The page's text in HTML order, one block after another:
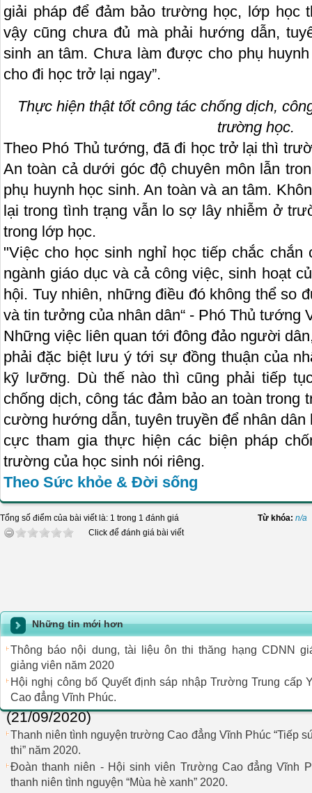
giải pháp để đảm bảo trường học, lớp học
vậy cũng chưa đủ mà phải hướng dẫn,
sinh an tâm. Chưa làm được cho phụ
cho đi học trở lại ngay”.
Thực hiện thật tốt công tác chống dịch,
trường học.
Theo Phó Thủ tướng, đã đi học trở lại thì
An toàn cả dưới góc độ chuyên môn lẫn
phụ huynh học sinh. An toàn và an tâm.
lại trong tình trạng vẫn lo sợ lây nhiễm ở
trong lớp học.
"Việc cho học sinh nghỉ học tiếp chắc
ngành giáo dục và cả công việc, sinh hoạt
hội. Tuy nhiên, những điều đó không thể so
và tin tưởng của nhân dân“ - Phó Thủ tướng
Những việc liên quan tới đông đảo người
phải đặc biệt lưu ý tới sự đồng thuận của
kỹ lưỡng. Dù thế nào thì cũng phải tiếp
chống dịch, công tác đảm bảo an toàn trong
cường hướng dẫn, tuyên truyền để nhân dân
cực tham gia thực hiện các biện pháp
trường của học sinh nói riêng.
Theo Sức khỏe & Đời sống
Tổng số điểm của bài viết là: 1 trong 1 đánh giá
Click để đánh giá bài viết
Từ khóa: n/a
Những tin mới hơn
Thông báo nội dung, tài liệu ôn thi thăng hạng CDNN
giảng viên năm 2020
Hội nghị công bố Quyết định sáp nhập Trường Trung cấp
Cao đẳng Vĩnh Phúc.
(21/09/2020)
Thanh niên tình nguyện trường Cao đẳng Vĩnh Phúc “Tiếp
thi” năm 2020.
Đoàn thanh niên - Hội sinh viên Trường Cao đẳng Vĩnh
thanh niên tình nguyện “Mùa hè xanh” 2020.